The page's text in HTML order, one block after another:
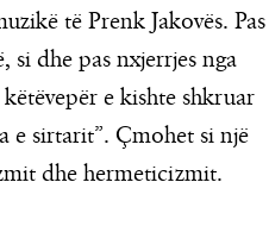
të Prenk Jakovës. Pas
si dhe pas nxjerrjes nga
e kishte shkruar
e sirtarit”. Çmohet si një
dhe hermeticizmit.